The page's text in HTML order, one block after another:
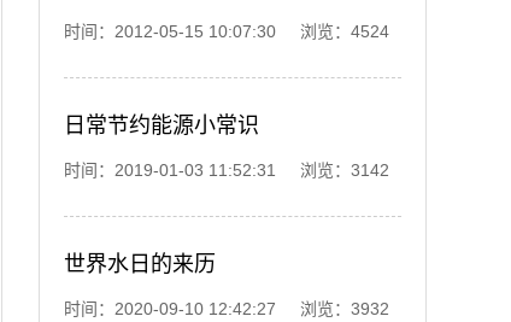
时间：2012-05-15 10:07:30 浏览：4524
日常节约能源小常识
时间：2019-01-03 11:52:31 浏览：3142
世界水日的来历
时间：2020-09-10 12:42:27 浏览：3932